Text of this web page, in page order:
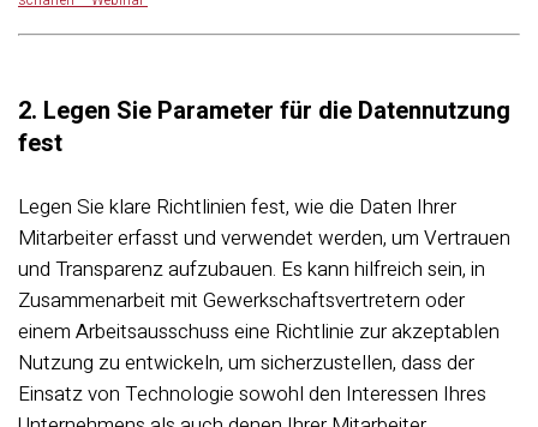
2. Legen Sie Parameter für die Datennutzung
fest
Legen Sie klare Richtlinien fest, wie die Daten Ihrer
Mitarbeiter erfasst und verwendet werden, um Vertrauen
und Transparenz aufzubauen. Es kann hilfreich sein, in
Zusammenarbeit mit Gewerkschaftsvertretern oder
einem Arbeitsausschuss eine Richtlinie zur akzeptablen
Nutzung zu entwickeln, um sicherzustellen, dass der
Einsatz von Technologie sowohl den Interessen Ihres